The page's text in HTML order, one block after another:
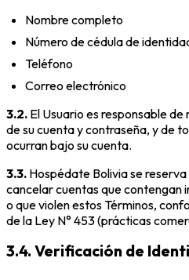
Nombre completo
Número de cédula de
Teléfono
Correo electrónico
3.2. El Usuario es responsable
de su cuenta y contraseña, y de
ocurran bajo su cuenta.
3.3. Hospédate Bolivia se
cancelar cuentas que contengan
o que violen estos Términos,
de la Ley N° 453 (prácticas
3.4. Verificación de